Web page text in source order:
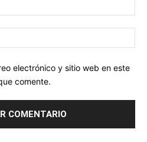
electrónico y sitio web en este
comente.